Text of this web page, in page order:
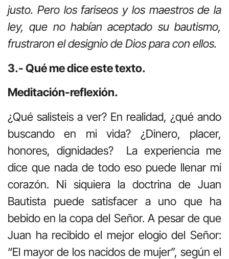
justo. Pero los fariseos y los maestros de la
ley, que no habían aceptado su bautismo,
frustraron el designio de Dios para con ellos.
3.- Qué me dice este texto.
Meditación-reflexión.
¿Qué salisteis a ver? En realidad, ¿qué ando
buscando en mi vida? ¿Dinero, placer,
honores, dignidades? La experiencia me
dice que nada de todo eso puede llenar mi
corazón. Ni siquiera la doctrina de Juan
Bautista puede satisfacer a uno que ha
bebido en la copa del Señor. A pesar de que
Juan ha recibido el mejor elogio del Señor:
“El mayor de los nacidos de mujer”, según el